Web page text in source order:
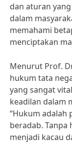
dan aturan
dalam
memahami
menciptakan
Menurut Prof.
hukum tata
yang sangat
keadilan dalam
“Hukum adalah
beradab.
menjadi kacau